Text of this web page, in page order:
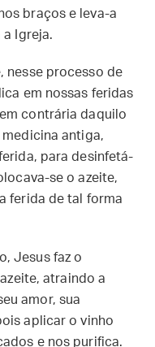
braços e leva-a
Igreja.
nesse processo de
em nossas feridas
contrária daquilo
antiga,
para desinfetá-
se o azeite,
ferida de tal forma
Jesus faz o
atraindo a
amor, sua
aplicar o vinho
e nos purifica.